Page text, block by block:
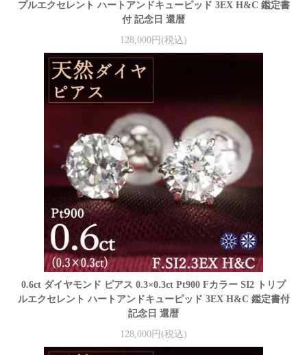
プルエクセレント ハートアンドキューピッド 3EX H&C 鑑定書
付 記念日 還暦
128,000円(税込)
0.6ct ダイヤモンド ピアス 0.3×0.3ct Pt900 Fカラー SI2 トリプ
ルエクセレント ハートアンドキューピッド 3EX H&C 鑑定書付
記念日 還暦
128,000円(税込)